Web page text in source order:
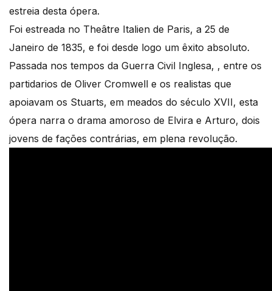
estreia desta ópera.
Foi estreada no Theâtre Italien de Paris, a 25 de
Janeiro de 1835, e foi desde logo um êxito absoluto.
Passada nos tempos da Guerra Civil Inglesa, , entre os
partidarios de Oliver Cromwell e os realistas que
apoiavam os Stuarts, em meados do século XVII, esta
ópera narra o drama amoroso de Elvira e Arturo, dois
jovens de fações contrárias, em plena revolução.